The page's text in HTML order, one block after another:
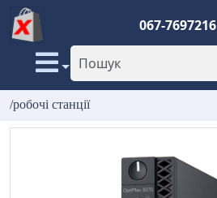
067-7697216
/робочі станції